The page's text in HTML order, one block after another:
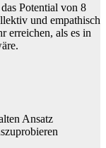
Potential von 8
und empathisch
erreichen, als es in
Ansatz